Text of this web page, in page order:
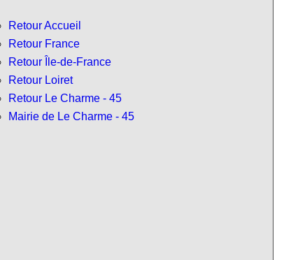
Retour Accueil
Retour France
Retour Île-de-France
Retour Loiret
Retour Le Charme - 45
Mairie de Le Charme - 45